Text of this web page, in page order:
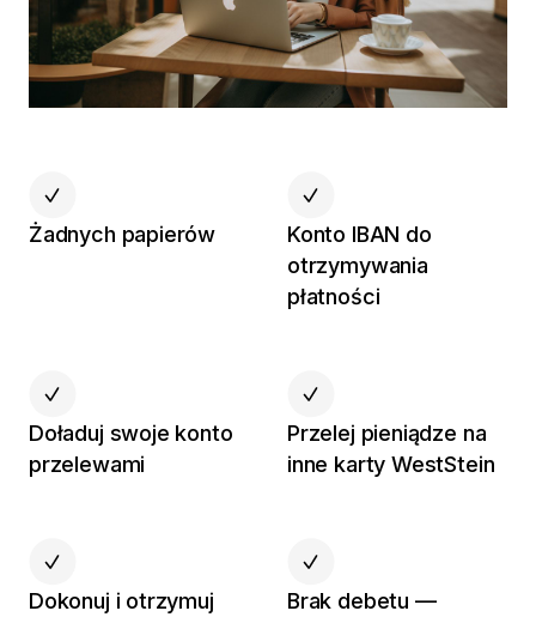
Żadnych papierów
Konto IBAN do
otrzymywania
płatności
Doładuj swoje konto
przelewami
Przelej pieniądze na
inne karty WestStein
Dokonuj i otrzymuj
Brak debetu —